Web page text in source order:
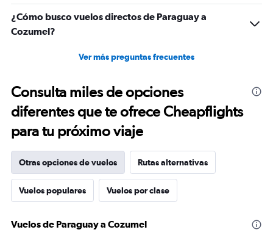
¿Cómo busco vuelos directos de Paraguay a
Cozumel?
Ver más preguntas frecuentes
Consulta miles de opciones
diferentes que te ofrece Cheapflights
para tu próximo viaje
Otras opciones de vuelos Rutas alternativas
Vuelos populares Vuelos por clase
Vuelos de Paraguay a Cozumel